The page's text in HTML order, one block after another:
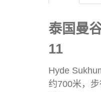
泰国曼
11
Hyde
约700米，